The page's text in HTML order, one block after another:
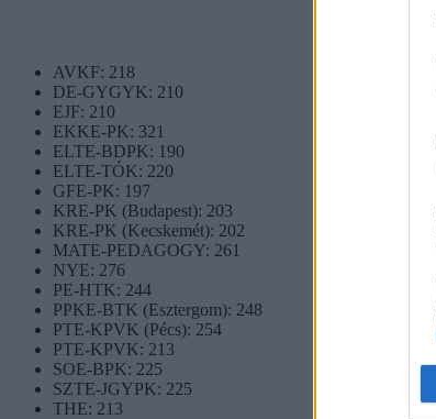
AVKF: 218
DE-GYGYK: 210
EJF: 210
EKKE-PK: 321
ELTE-BDPK: 190
ELTE-TÓK: 220
GFE-PK: 197
KRE-PK (Budapest): 203
KRE-PK (Kecskemét): 202
MATE-PEDAGOGY: 261
NYE: 276
PE-HTK: 244
PPKE-BTK (Esztergom): 248
PTE-KPVK (Pécs): 254
PTE-KPVK: 213
SOE-BPK: 225
SZTE-JGYPK: 225
THE: 213